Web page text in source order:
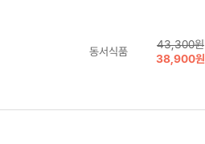
동서식품
43,300원
38,900원